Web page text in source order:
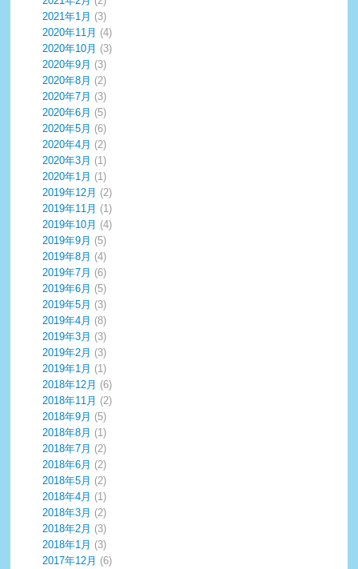
2021年1月 (3)
2020年11月 (4)
2020年10月 (3)
2020年9月 (3)
2020年8月 (2)
2020年7月 (3)
2020年6月 (5)
2020年5月 (6)
2020年4月 (2)
2020年3月 (1)
2020年1月 (1)
2019年12月 (2)
2019年11月 (1)
2019年10月 (4)
2019年9月 (5)
2019年8月 (4)
2019年7月 (6)
2019年6月 (5)
2019年5月 (3)
2019年4月 (8)
2019年3月 (3)
2019年2月 (3)
2019年1月 (1)
2018年12月 (6)
2018年11月 (2)
2018年9月 (5)
2018年8月 (1)
2018年7月 (2)
2018年6月 (2)
2018年5月 (2)
2018年4月 (1)
2018年3月 (2)
2018年2月 (3)
2018年1月 (3)
2017年12月 (6)